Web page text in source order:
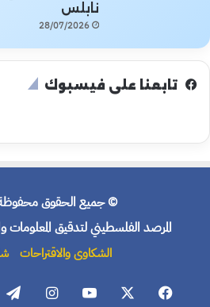
نابلس
28/07/2026
تابعنا على فيسبوك
© جميع الحقوق محفوظة |
المرصد الفلسطيني لتدقيق المعلومات
الشكاوى والاقتراحات
فيسبوك يوتيوب انستقرام